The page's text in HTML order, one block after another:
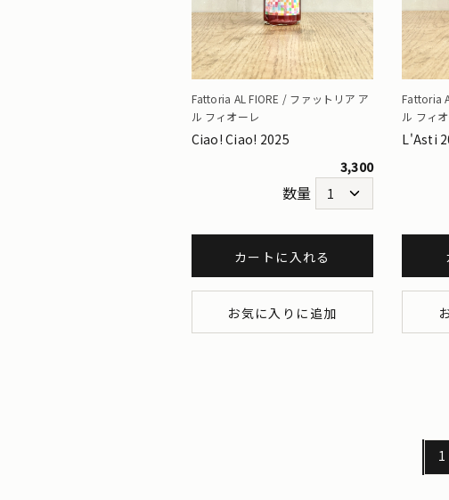
Fattoria AL FIORE / ファットリア ア
ル フィオーレ
Ciao! Ciao! 2025
3,300
数量
カートに入れる
お気に入りに追加
Fattoria
ル フィ
L'Asti
1